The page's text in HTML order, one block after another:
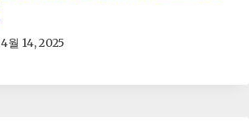
4월 14, 2025